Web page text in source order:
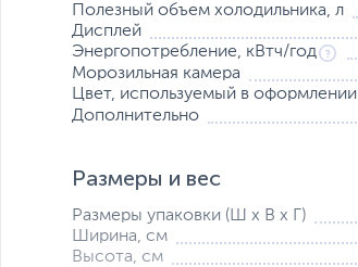
Полезный объем холодильника, л
Дисплей
Энергопотребление, кВтч/год
Морозильная камера
Цвет, используемый в оформлении
Дополнительно
Размеры и вес
Размеры упаковки (Ш х В х Г)
Ширина, см
Высота, см